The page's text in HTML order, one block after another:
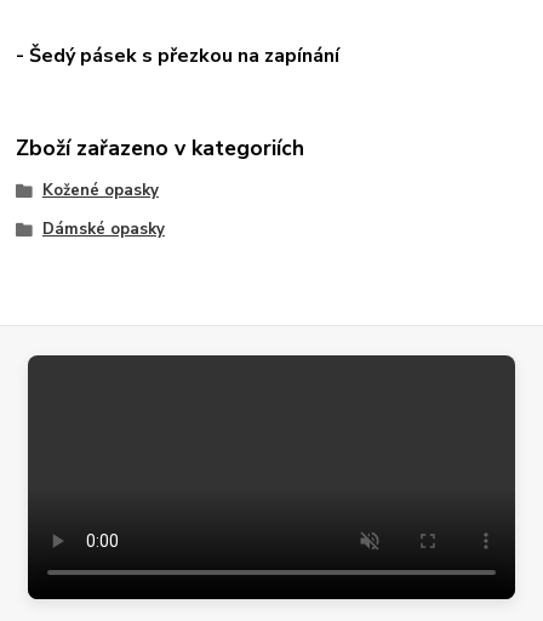
- Šedý pásek s přezkou na zapínání
Zboží zařazeno v kategoriích
Kožené opasky
Dámské opasky